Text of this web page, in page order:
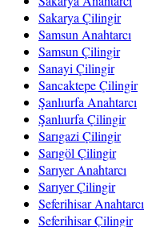
Sakarya Çilingir
Samsun Anahtarcı
Samsun Çilingir
Sanayi Çilingir
Sancaktepe Çilingir
Şanlıurfa Anahtarcı
Şanlıurfa Çilingir
Sarıgazi Çilingir
Sarıgöl Çilingir
Sarıyer Anahtarcı
Sarıyer Çilingir
Seferihisar Anahtarcı
Seferihisar Çilingir